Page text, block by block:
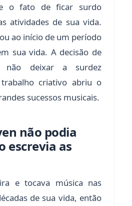
o fato de ficar surdo
atividades de sua vida.
ao início de um período
sua vida. A decisão de
não deixar a surdez
criativo abriu o
sucessos musicais.
não podia
escrevia as
e tocava música nas
de sua vida, então